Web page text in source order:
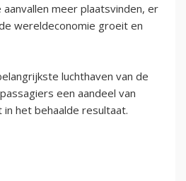
meer plaatsvinden, er
wereldeconomie groeit en
luchthaven van de
een aandeel van
het behaalde resultaat.